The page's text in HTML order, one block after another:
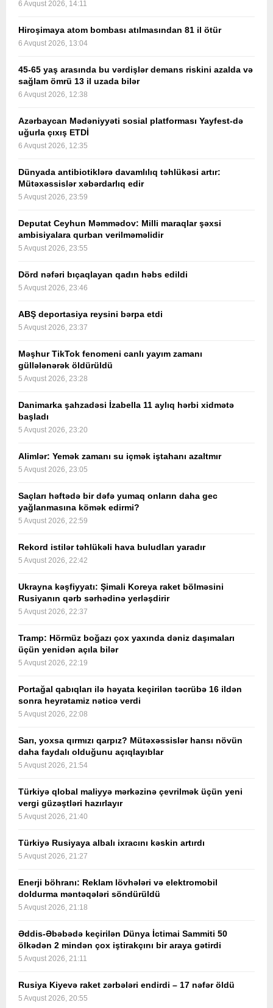
6 Avqust 2026, 14:11
Hiroşimaya atom bombası atılmasından 81 il ötür
6 Avqust 2026, 13:04
45-65 yaş arasında bu vərdişlər demans riskini azalda və
sağlam ömrü 13 il uzada bilər
6 Avqust 2026, 12:38
Azərbaycan Mədəniyyəti sosial platforması Yayfest-də
uğurla çıxış ETDİ
6 Avqust 2026, 12:35
Dünyada antibiotiklərə davamlılıq təhlükəsi artır:
Mütəxəssislər xəbərdarlıq edir
5 Avqust 2026, 23:59
Deputat Ceyhun Məmmədov: Milli maraqlar şəxsi
ambisiyalara qurban verilməməlidir
5 Avqust 2026, 23:55
Dörd nəfəri bıçaqlayan qadın həbs edildi
5 Avqust 2026, 23:46
ABŞ deportasiya reysini bərpa etdi
5 Avqust 2026, 23:37
Məşhur TikTok fenomeni canlı yayım zamanı
güllələnərək öldürüldü
5 Avqust 2026, 23:28
Danimarka şahzadəsi İzabella 11 aylıq hərbi xidmətə
başladı
5 Avqust 2026, 23:20
Alimlər: Yemək zamanı su içmək iştahanı azaltmır
5 Avqust 2026, 23:05
Saçları həftədə bir dəfə yumaq onların daha gec
yağlanmasına kömək edirmi?
5 Avqust 2026, 22:59
Rekord istilər təhlükəli hava buludları yaradır
5 Avqust 2026, 22:42
Ukrayna kəşfiyyatı: Şimali Koreya raket bölməsini
Rusiyanın qərb sərhədinə yerləşdirir
5 Avqust 2026, 22:37
Tramp: Hörmüz boğazı çox yaxında dəniz daşımaları
üçün yenidən açıla bilər
5 Avqust 2026, 22:19
Portağal qabıqları ilə həyata keçirilən təcrübə 16 ildən
sonra heyrətamiz nəticə verdi
5 Avqust 2026, 22:08
Sarı, yoxsa qırmızı qarpız? Mütəxəssislər hansı növün
daha faydalı olduğunu açıqlayıblar
5 Avqust 2026, 21:54
Türkiyə qlobal maliyyə mərkəzinə çevrilmək üçün yeni
vergi güzəştləri hazırlayır
5 Avqust 2026, 21:40
Türkiyə Rusiyaya albalı ixracını kəskin artırdı
5 Avqust 2026, 21:27
Enerji böhranı: Reklam lövhələri və elektromobil
doldurma məntəqələri söndürüldü
5 Avqust 2026, 21:18
Əddis-Əbəbədə keçirilən Dünya İctimai Sammiti 50
ölkədən 2 mindən çox iştirakçını bir araya gətirdi
5 Avqust 2026, 21:11
Rusiya Kiyevə raket zərbələri endirdi – 17 nəfər öldü
5 Avqust 2026, 20:55